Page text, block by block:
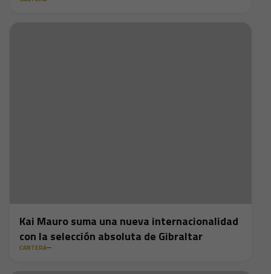
Kai Mauro suma una nueva internacionalidad
con la selección absoluta de Gibraltar
CANTERA